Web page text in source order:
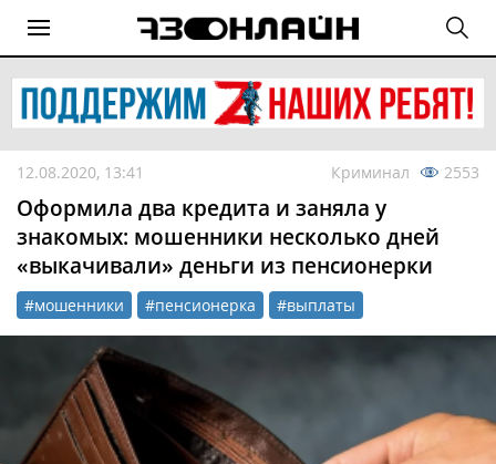
12.08.2020, 13:41 Криминал 2553
Оформила два кредита и заняла у
знакомых: мошенники несколько дней
«выкачивали» деньги из пенсионерки
#мошенники #пенсионерка #выплаты